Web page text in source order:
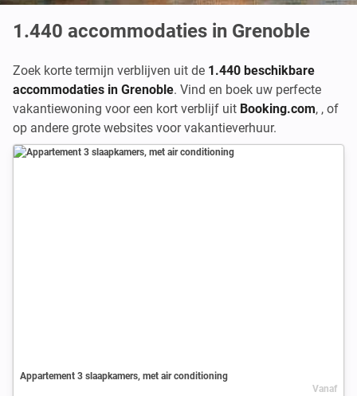
1.440 accommodaties in Grenoble
Zoek korte termijn verblijven uit de 1.440 beschikbare
accommodaties in Grenoble. Vind en boek uw perfecte
vakantiewoning voor een kort verblijf uit Booking.com, , of
op andere grote websites voor vakantieverhuur.
Appartement 3 slaapkamers, met air conditioning
Vanaf